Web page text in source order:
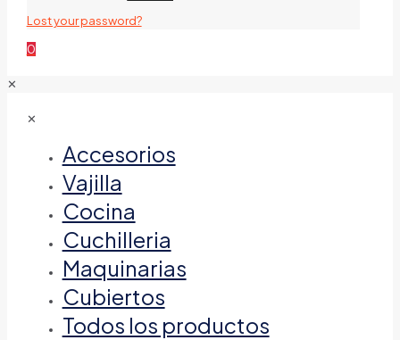
Lost your password?
0
✕
✕
Accesorios
Vajilla
Cocina
Cuchilleria
Maquinarias
Cubiertos
Todos los productos